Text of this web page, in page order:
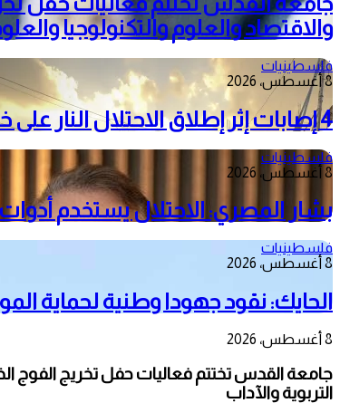
والاقتصاد والعلوم والتكنولوجيا
فلسطينيات
8 أغسطس، 2026
4 إصابات إثر إطلاق الاحتلال النار على خيام النازحين بمواصي خانيونس
فلسطينيات
8 أغسطس، 2026
بشار المصري: الاحتلال يستخدم
فلسطينيات
8 أغسطس، 2026
الحايك: نقود جهودا وطنية لحماية
8 أغسطس، 2026
جامعة القدس تختتم فعاليات حفل تخريج الفوج
التربوية والآداب